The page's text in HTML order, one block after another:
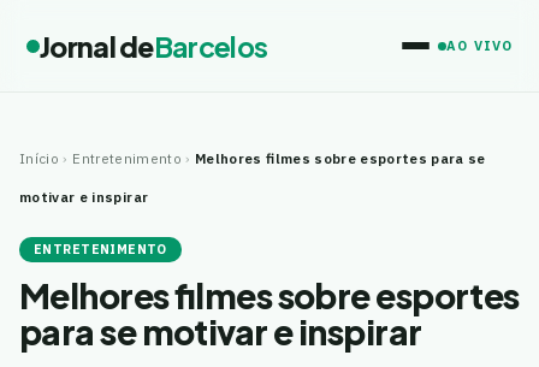
Jornal deBarcelos AO VIVO
Início › Entretenimento › Melhores filmes sobre esportes para se
motivar e inspirar
ENTRETENIMENTO
Melhores filmes sobre esportes
para se motivar e inspirar